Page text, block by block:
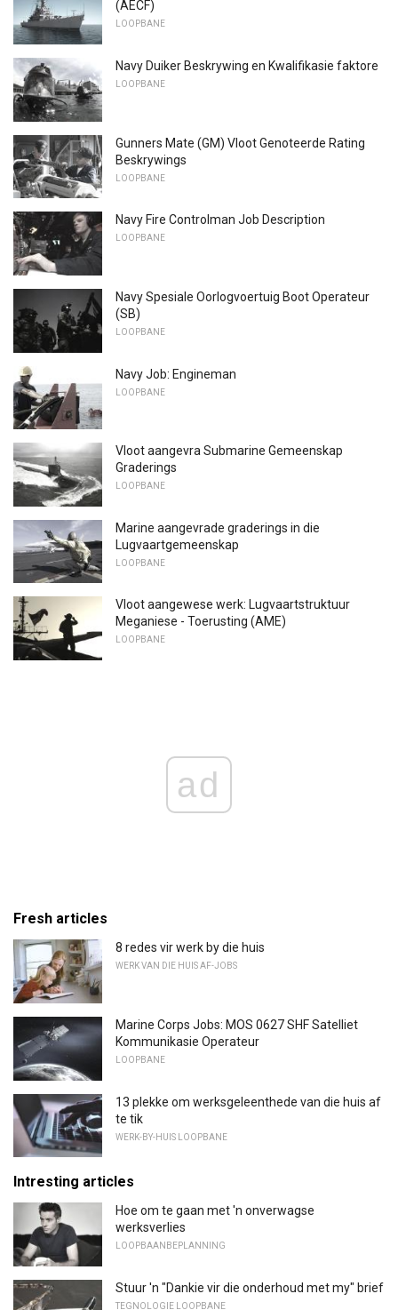
(AECF)
LOOPBANE
Navy Duiker Beskrywing en Kwalifikasie faktore
LOOPBANE
Gunners Mate (GM) Vloot Genoteerde Rating
Beskrywings
LOOPBANE
Navy Fire Controlman Job Description
LOOPBANE
Navy Spesiale Oorlogvoertuig Boot Operateur
(SB)
LOOPBANE
Navy Job: Engineman
LOOPBANE
Vloot aangevra Submarine Gemeenskap
Graderings
LOOPBANE
Marine aangevrade graderings in die
Lugvaartgemeenskap
LOOPBANE
Vloot aangewese werk: Lugvaartstruktuur
Meganiese - Toerusting (AME)
LOOPBANE
ad
Fresh articles
8 redes vir werk by die huis
WERK VAN DIE HUIS AF-JOBS
Marine Corps Jobs: MOS 0627 SHF Satelliet
Kommunikasie Operateur
LOOPBANE
13 plekke om werksgeleenthede van die huis af
te tik
WERK-BY-HUIS LOOPBANE
Intresting articles
Hoe om te gaan met 'n onverwagse
werksverlies
LOOPBAANBEPLANNING
Stuur 'n "Dankie vir die onderhoud met my" brief
TEGNOLOGIE LOOPBANE